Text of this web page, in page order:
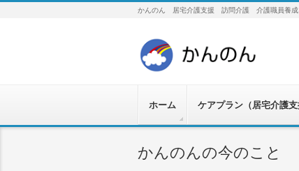
かんのん 居宅介護支援 訪問介護 介護職員養
ホーム ケアプラン（居宅介護支
かんのんの今のこと